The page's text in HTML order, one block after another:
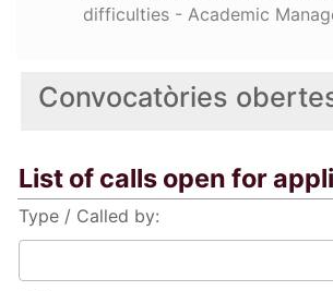
Convocatòries
List of calls open for
Type / Called by:
difficulties - Academic